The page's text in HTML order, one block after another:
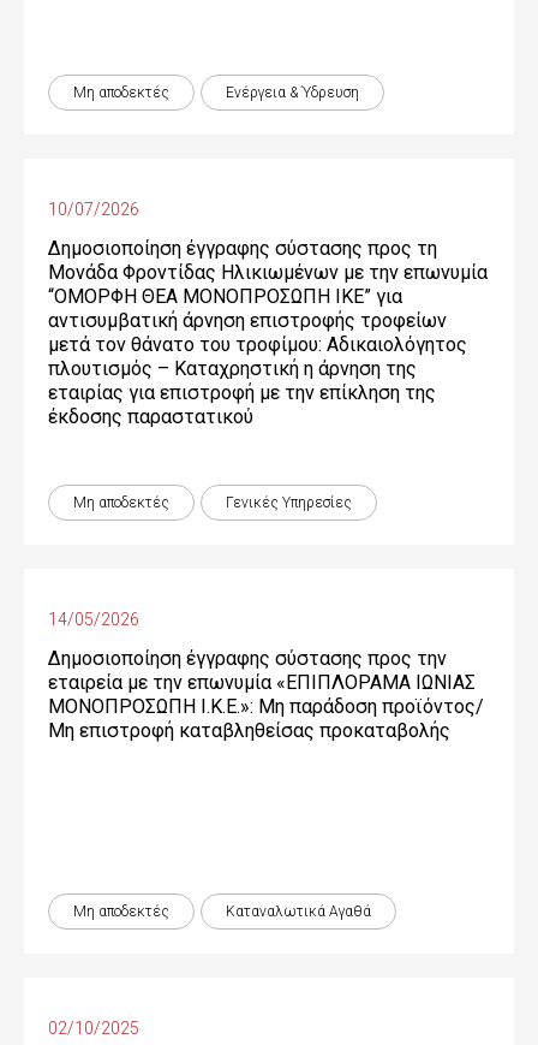
Μη αποδεκτές Ενέργεια & Ύδρευση
10/07/2026
Δημοσιοποίηση έγγραφης σύστασης προς τη
Μονάδα Φροντίδας Ηλικιωμένων με την επωνυμία
“ΟΜΟΡΦΗ ΘΕΑ ΜΟΝΟΠΡΟΣΩΠΗ ΙΚΕ” για
αντισυμβατική άρνηση επιστροφής τροφείων
μετά τον θάνατο του τροφίμου: Αδικαιολόγητος
πλουτισμός – Καταχρηστική η άρνηση της
εταιρίας για επιστροφή με την επίκληση της
έκδοσης παραστατικού
Μη αποδεκτές Γενικές Yπηρεσίες
14/05/2026
Δημοσιοποίηση έγγραφης σύστασης προς την
εταιρεία με την επωνυμία «ΕΠΙΠΛΟΡΑΜΑ ΙΩΝΙΑΣ
ΜΟΝΟΠΡΟΣΩΠΗ Ι.Κ.Ε.»: Μη παράδοση προϊόντος/
Μη επιστροφή καταβληθείσας προκαταβολής
Μη αποδεκτές Καταναλωτικά Αγαθά
02/10/2025